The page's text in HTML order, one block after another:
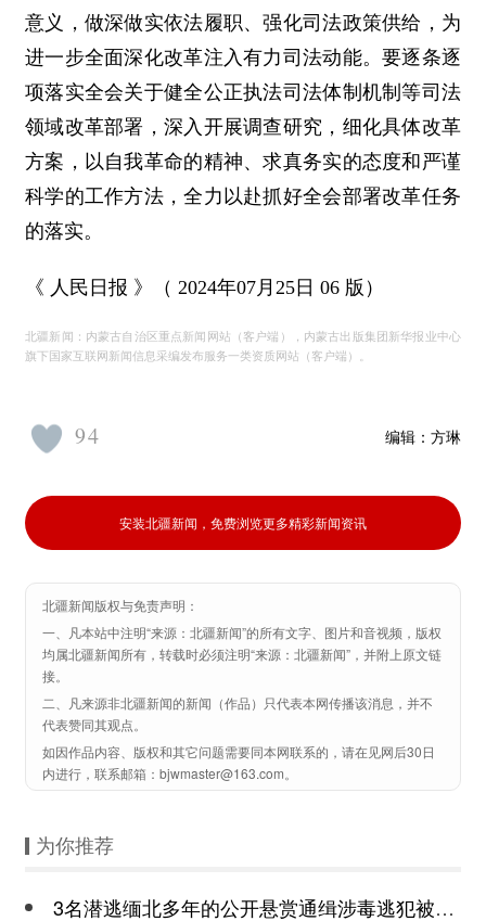
意义，做深做实依法履职、强化司法政策供给，为
进一步全面深化改革注入有力司法动能。要逐条逐
项落实全会关于健全公正执法司法体制机制等司法
领域改革部署，深入开展调查研究，细化具体改革
方案，以自我革命的精神、求真务实的态度和严谨
科学的工作方法，全力以赴抓好全会部署改革任务
的落实。
《 人民日报 》（ 2024年07月25日 06 版）
北疆新闻：内蒙古自治区重点新闻网站（客户端），内蒙古出版集团新华报业中心
旗下国家互联网新闻信息采编发布服务一类资质网站（客户端）。
编辑： 方琳
94
安装北疆新闻，免费浏览更多精彩新闻资讯
北疆新闻版权与免责声明：
一、凡本站中注明“来源：北疆新闻”的所有文字、图片和音视频，版权
均属北疆新闻所有，转载时必须注明“来源：北疆新闻”，并附上原文链
接。
二、凡来源非北疆新闻的新闻（作品）只代表本网传播该消息，并不
代表赞同其观点。
如因作品内容、版权和其它问题需要同本网联系的，请在见网后30日
内进行，联系邮箱：bjwmaster@163.com。
为你推荐
3名潜逃缅北多年的公开悬赏通缉涉毒逃犯被押解回国